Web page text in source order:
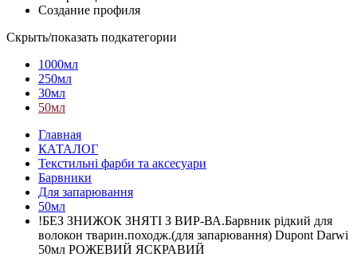
Создание профиля
Скрыть/показать подкатегории
1000мл
250мл
30мл
50мл
Главная
КАТАЛОГ
Текстильні фарби та аксесуари
Барвники
Для запарювання
50мл
!БЕЗ ЗНИЖОК ЗНЯТІ З ВИР-ВА.Барвник рідкий для
волокон тварин.походж.(для запарювання) Dupont Darwi
50мл РОЖЕВИЙ ЯСКРАВИЙ